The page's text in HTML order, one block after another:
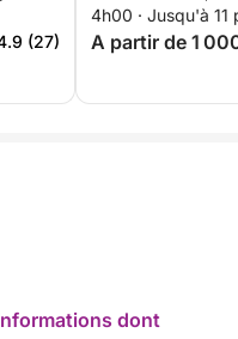
(27)
4h00 · Jusqu'à 11
A partir de 1
dont